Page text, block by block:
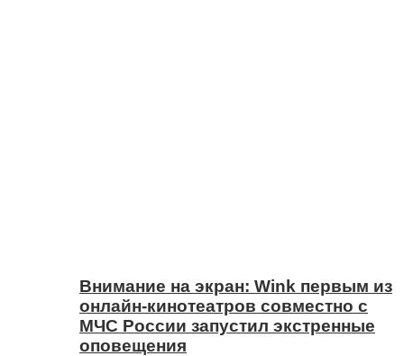
Внимание на экран: Wink первым из
онлайн-кинотеатров совместно с
МЧС России запустил экстренные
оповещения